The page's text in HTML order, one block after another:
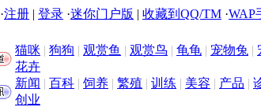
·注册 | 登录 ·迷你门户版 | 收藏到QQ/TM ·WAP
猫咪 | 狗狗 | 观赏鱼 | 观赏鸟 | 龟龟 | 宠物兔 |
花卉
新闻 | 百科 | 饲养 | 繁殖 | 训练 | 美容 | 产品 |
创业